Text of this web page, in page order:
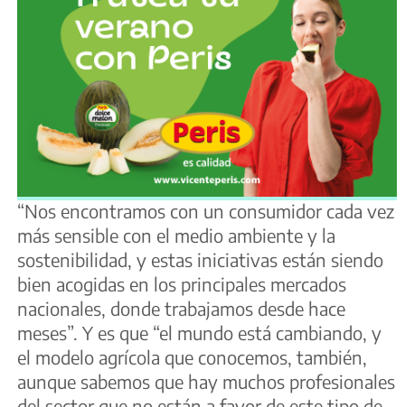
“Nos encontramos con un consumidor cada vez
más sensible con el medio ambiente y la
sostenibilidad, y estas iniciativas están siendo
bien acogidas en los principales mercados
nacionales, donde trabajamos desde hace
meses”. Y es que “el mundo está cambiando, y
el modelo agrícola que conocemos, también,
aunque sabemos que hay muchos profesionales